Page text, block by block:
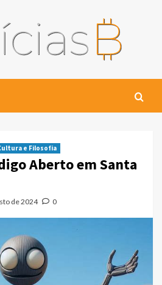
e Filosofia
Aberto em Santa
de 2024 0